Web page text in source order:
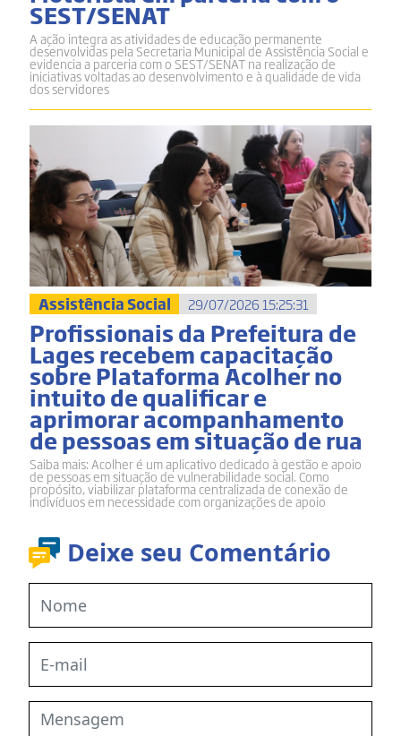
Deixe seu Comentário
SEST/SENAT
A ação integra as atividades de educação permanente
desenvolvidas pela Secretaria Municipal de Assistência Social e
evidencia a parceria com o SEST/SENAT na realização de
iniciativas voltadas ao desenvolvimento e à qualidade de vida
dos servidores
Assistência Social 29/07/2026 15:25:31
Profissionais da Prefeitura de
Lages recebem capacitação
sobre Plataforma Acolher no
intuito de qualificar e
aprimorar acompanhamento
de pessoas em situação de rua
Saiba mais: Acolher é um aplicativo dedicado à gestão e apoio
de pessoas em situação de vulnerabilidade social. Como
propósito, viabilizar plataforma centralizada de conexão de
indivíduos em necessidade com organizações de apoio